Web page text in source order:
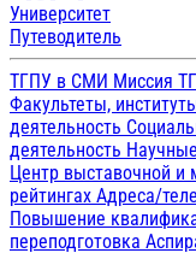
Университет
Путеводитель
ТГПУ в СМИ Миссия
Факультеты,
деятельность
деятельность
Центр выставочной и
рейтингах Адреса/
Повышение
переподготовка